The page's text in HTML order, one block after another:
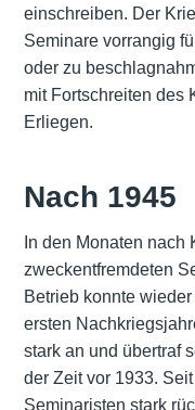
einschreiben. Der
Seminare vorrangig
oder zu
mit Fortschreiten des
Erliegen.
Nach 1945
In den Monaten
zweckentfremdeten
Betrieb konnte
ersten
stark an und übertraf
der Zeit vor 1933.
Seminaristen stark